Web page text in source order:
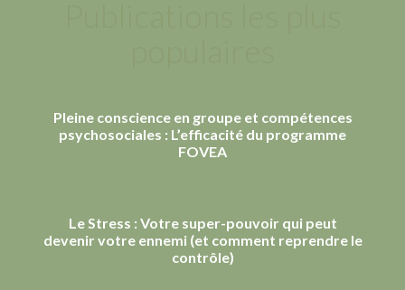
Pleine conscience en groupe et compétences
psychosociales : L’efficacité du programme
FOVEA
Le Stress : Votre super-pouvoir qui peut
devenir votre ennemi (et comment reprendre le
contrôle)